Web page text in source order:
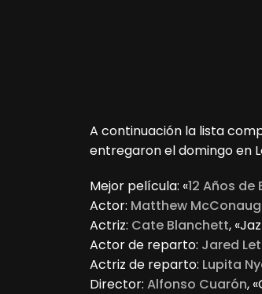
A continuación la lista
entregaron el domingo en
Mejor película: «12 Años de
Actor: Matthew
Actriz: Cate Blanchett,
Actor de reparto: Jared
Actriz de reparto: Lupita
Director: Alfonso Cuarón,